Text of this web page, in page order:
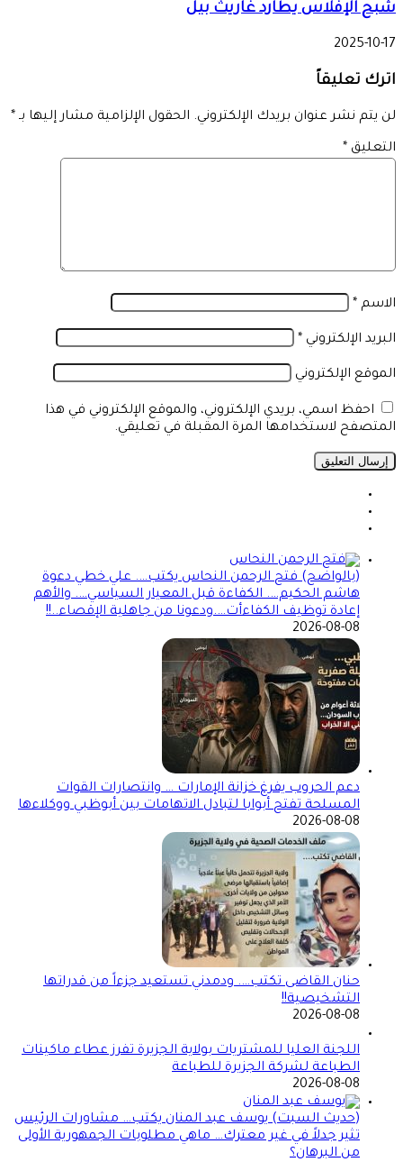
شبح الإفلاس يطارد غاريث بيل
2025-10-17
اترك تعليقاً
لن يتم نشر عنوان بريدك الإلكتروني. الحقول الإلزامية مشار إليها بـ *
التعليق *
الاسم *
البريد الإلكتروني *
الموقع الإلكتروني
احفظ اسمي، بريدي الإلكتروني، والموقع الإلكتروني في هذا
المتصفح لاستخدامها المرة المقبلة في تعليقي.
(بالواضح) فتح الرحمن النحاس يكتب…. علي خطي دعوة
هاشم الحكيم…. الكفاءة قبل المعيار السياسي…. والأهم
إعادة توظيف الكفاءأت….ودعونا من جاهلية الإقصاء..!!
2026-08-08
دعم الحروب يفرغ خزانة الإمارات … وانتصارات القوات
المسلحة تفتح أبوابا لتبادل الاتهامات بين أبوظبي ووكلاءها
2026-08-08
حنان القاضى تكتب…. ودمدني تستعيد جزءاً من قدراتها
التشخيصية!!
2026-08-08
اللجنة العليا للمشتريات بولاية الجزيرة تفرز عطاء ماكينات
الطباعة لشركة الجزيرة للطباعة
2026-08-08
(حديث السبت) يوسف عبد المنان يكتب… مشاورات الرئيس
تثير جدلاً في غير معترك… ماهي مطلوبات الجمهورية الأولى
من البرهان؟